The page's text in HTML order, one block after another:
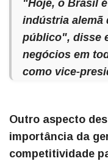
"Hoje, o Brasil
indústria alemã
público", disse
negócios em
como vice-
Outro aspecto
importância da
competitividade